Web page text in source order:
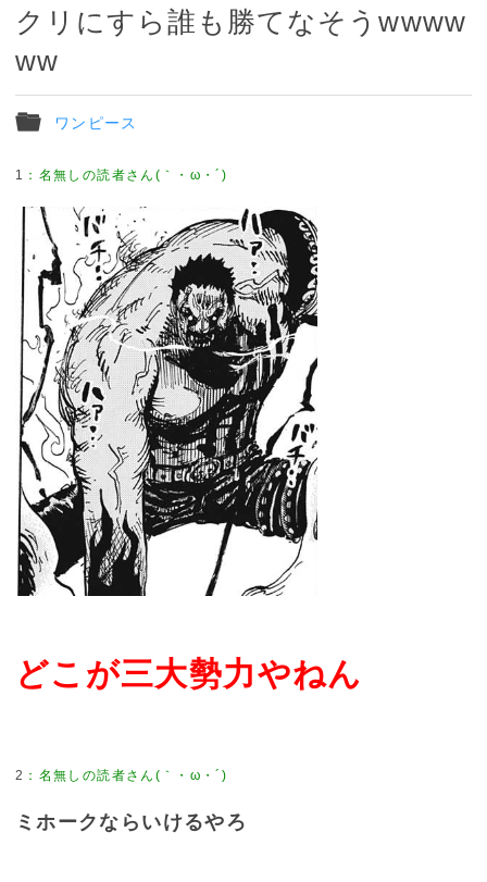
クリにすら誰も勝てなそうwwww
ww
ワンピース
1
どこが三大勢力やねん
2
ミホークならいけるやろ